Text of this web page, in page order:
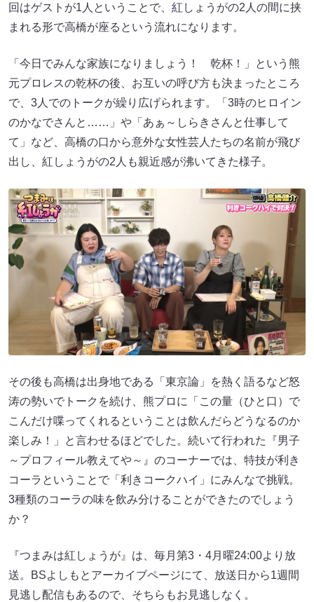
回はゲストが1人ということで、紅しょうがの2人の間に挟
まれる形で高橋が座るという流れになります。
「今日でみんな家族になりましょう！ 乾杯！」という熊
元プロレスの乾杯の後、お互いの呼び方も決まったところ
で、3人でのトークが繰り広げられます。「3時のヒロイン
のかなでさんと……」や「あぁ～しらきさんと仕事して
て」など、高橋の口から意外な女性芸人たちの名前が飛び
出し、紅しょうがの2人も親近感が沸いてきた様子。
その後も高橋は出身地である「東京論」を熱く語るなど怒
涛の勢いでトークを続け、熊プロに「この量（ひと口）で
こんだけ喋ってくれるということは飲んだらどうなるのか
楽しみ！」と言わせるほどでした。続いて行われた『男子
～プロフィール教えてや～』のコーナーでは、特技が利き
コーラということで「利きコークハイ」にみんなで挑戦。
3種類のコーラの味を飲み分けることができたのでしょう
か？
『つまみは紅しょうが』は、毎月第3・4月曜24:00より放
送。BSよしもとアーカイブページにて、放送日から1週間
見逃し配信もあるので、そちらもお見逃しなく。